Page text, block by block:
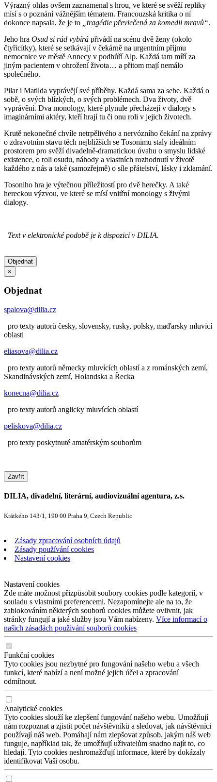
Výrazný ohlas ovšem zaznamenal s hrou, ve které se svěží repliky
mísí s o poznání vážnějším tématem. Francouzská kritika o ní
dokonce napsala, že je to
„tragédie převlečená za komedii mravů“.
Jeho hra Osud si rád vybírá přivádí na scénu dvě ženy (okolo
čtyřicítky), které se setkávají v čekárně na urgentním příjmu
nemocnice ve městě Annecy v podhůří Alp. Každá tam míří za
jiným pacientem v ohrožení života… a přitom mají nemálo
společného.
Pilar i Matilda vyprávějí své příběhy. Každá sama za sebe. Každá o
sobě, o svých blízkých, o svých problémech. Dva životy, dvě
vyprávění. Dva monology, které plynule přecházejí v dialogy s
imaginárními aktéry, kteří hrají tu či onu roli v jejich životech.
Krutě nekonečné chvíle netrpělivého a nervózního čekání na zprávy
o zdravotním stavu těch nejbližších se Tosonimu staly ideálním
prostorem pro svěží divadelně-dramatickou úvahu o smyslu lidské
existence, o roli osudu, náhody a vlastních rozhodnutí v životě
každého z nás a také (samozřejmě) o síle přátelství, lásky i zklamání.
Tosoniho hra je výtečnou příležitostí pro dvě herečky. A také
hereckou výzvou, ve které se mísí vnitřní monology s živými
dialogy.
Text v elektronické podobě je k dispozici v DILIA.
Objednat
×
Objednat
spalova@dilia.cz
pro texty autorů česky, slovensky, rusky, polsky, maďarsky mluvící
oblasti
eliasova@dilia.cz
pro texty autorů německy mluvících oblastí a z románských zemí,
Skandinávských zemí, Holandska a Řecka
konecna@dilia.cz
pro texty autorů anglicky mluvících oblastí
peliskova@dilia.cz
pro texty poskytnuté amatérským souborům
Zavřít
DILIA, divadelní, literární, audiovizuální agentura, z.s.
Krátkého 143/1, 190 00 Praha 9, Czech Republic
Zásady zpracování osobních údajů
Zásady používání cookies
Nastavení cookies
Nastavení cookies
Zde máte možnost přizpůsobit soubory cookies podle kategorií, v
souladu s vlastními preferencemi. Nezapomínejte ale na to, že
zablokováním některých souborů cookies můžete ovlivnit, jak
stránky fungují a jaké služby jsou Vám nabízeny. Více informací o
našich zásadách používání souborů cookies
Funkční cookies
Tyto cookies jsou nezbytné pro fungování našeho webu a všech
funkcí, které nabízí a není možné jejich účel a zpracování
odmítnout.
Analytické cookies
Tyto cookies slouží ke zlepšení fungování našeho webu. Umožňují
nám rozpoznat a zjistit počet návštěvníků a sledovat, jak návštěvníci
používají náš web. Pomáhají nám zlepšovat způsob, jakým náš web
funguje, například tak, že umožňují uživatelům snadno najít to, co
hledají. Tyto cookies neshromažďují informace, které by dokázaly
identifikovat Vaši osobu.